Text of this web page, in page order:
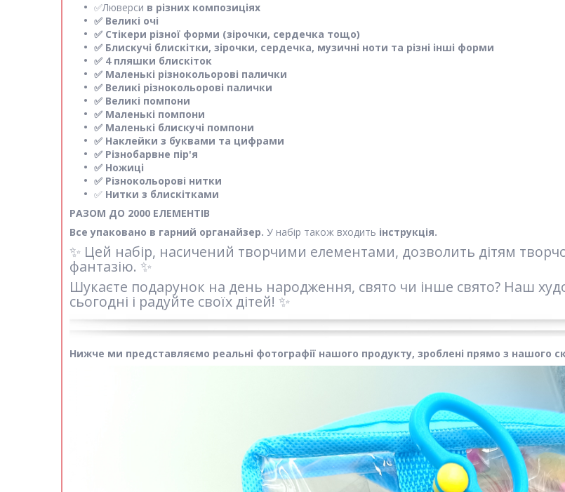
✅Люверси в різних композиціях
✅ Великі очі
✅ Стікери різної форми (зірочки, сердечка тощо)
✅ Блискучі блискітки, зірочки, сердечка, музичні ноти та різні інші форми
✅ 4 пляшки блискіток
✅ Маленькі різнокольорові палички
✅ Великі різнокольорові палички
✅ Великі помпони
✅ Маленькі помпони
✅ Маленькі блискучі помпони
✅ Наклейки з буквами та цифрами
✅ Різнобарвне пір'я
✅ Ножиці
✅ Різнокольорові нитки
✅ Нитки з блискітками
РАЗОМ ДО 2000 ЕЛЕМЕНТІВ
Все упаковано в гарний органайзер. У набір також входить інструкція.
✨ Цей набір, насичений творчими елементами, дозволить дітям
фантазію. ✨
Шукаєте подарунок на день народження, свято чи інше свято? Наш
сьогодні і радуйте своїх дітей! ✨
Нижче ми представляємо реальні фотографії нашого продукту, зроблені прямо з нашого